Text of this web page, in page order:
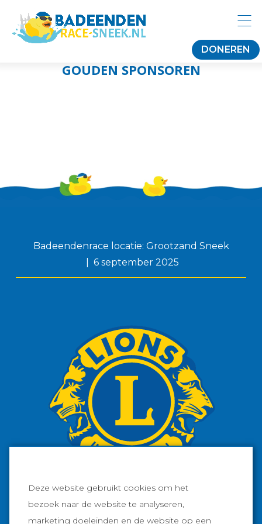
DONEREN
GOUDEN SPONSOREN
Badeendenrace locatie: Grootzand Sneek
6 september 2025
Deze website gebruikt cookies om het
bezoek naar de website te analyseren,
marketing doeleinden en de website op een